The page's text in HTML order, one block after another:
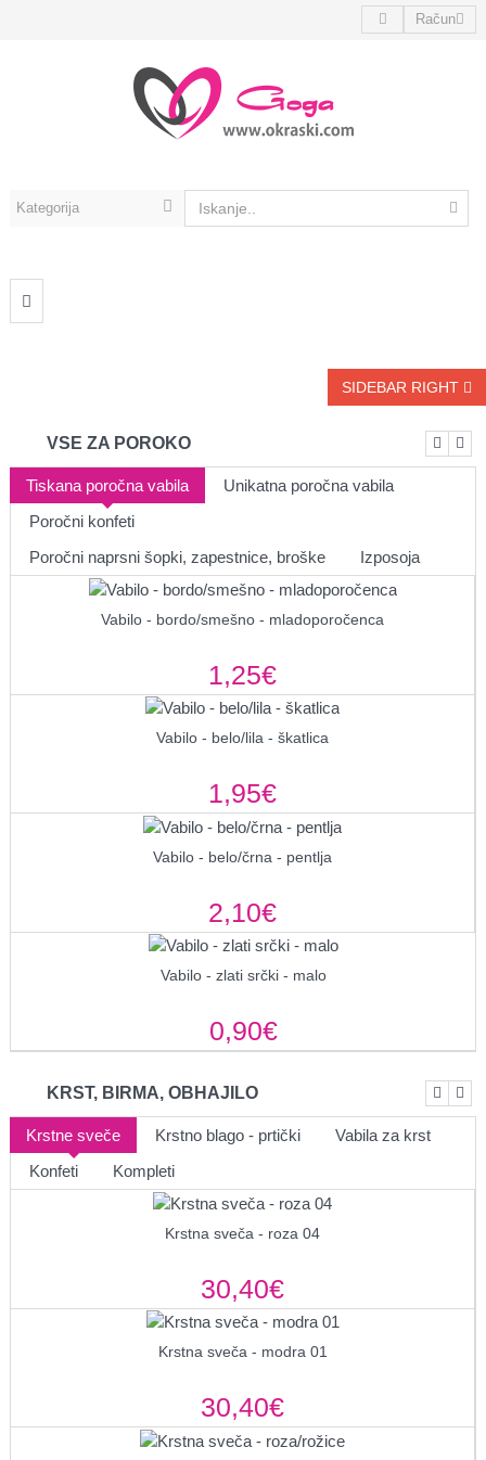
Račun
SIDEBAR RIGHT
VSE ZA POROKO
Tiskana poročna vabila
Unikatna poročna vabila
Poročni konfeti
Poročni naprsni šopki, zapestnice, broške
Izposoja
Vabilo - bordo/smešno - mladoporočenca
1,25€
Vabilo - belo/lila - škatlica
1,95€
Vabilo - belo/črna - pentlja
2,10€
Vabilo - zlati srčki - malo
0,90€
KRST, BIRMA, OBHAJILO
Krstne sveče Krstno blago - prtički
Vabila za krst
Konfeti
Kompleti
Krstna sveča - roza 04
30,40€
Krstna sveča - modra 01
30,40€